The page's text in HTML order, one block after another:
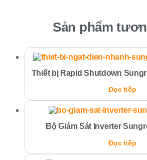
Sản phẩm
Thiết bị Rapid Shutdown
Đọc tiếp
Bộ Giám Sát Inverter
Đọc tiếp